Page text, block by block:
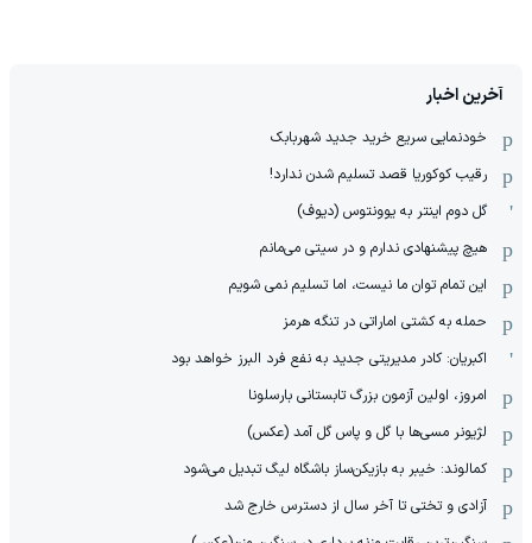
آخرین اخبار
خودنمایی سریع خرید جدید شهربابک
رقیب کوکوریا قصد تسلیم شدن ندارد!
گل دوم اینتر به یوونتوس (دیوف)
هیچ پیشنهادی ندارم و در سیتی می‌مانم
این تمام توان ما نیست، اما تسلیم نمی شویم
حمله به کشتی اماراتی در تنگه هرمز
اکبریان: کادر مدیریتی جدید به نفع فرد البرز خواهد بود
امروز، اولین آزمون بزرگ تابستانی بارسلونا
لژیونر مسی‌ها با گل و پاس گل آمد (عکس)
کمالوند: خیبر به بازیکن‌ساز باشگاه لیگ تبدیل می‌شود
آزادی و تختی تا آخر سال از دسترس خارج شد